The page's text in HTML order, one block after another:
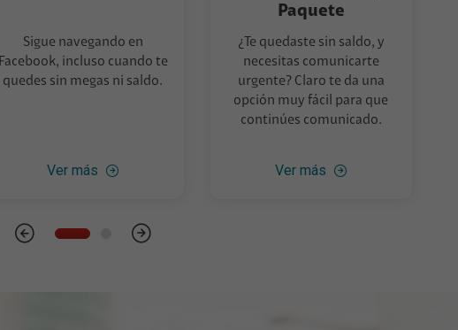
Sigue navegando en
Facebook, incluso cuando te
quedes sin megas ni saldo.
Ver más
Paquete
¿Te quedaste sin saldo, y
necesitas comunicarte
urgente? Claro te da una
opción muy fácil para que
continúes comunicado.
Ver más